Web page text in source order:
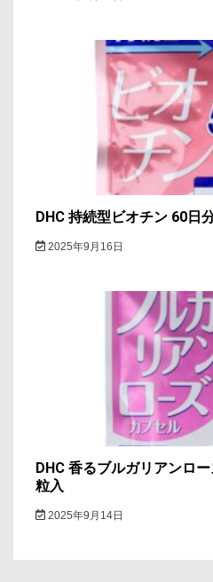
DHC 持続型ビオチン 60日
2025年9月16日
DHC 香るブルガリアンロ
粒入
2025年9月14日